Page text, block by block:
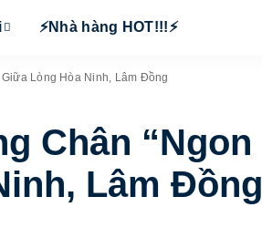
⚡Nhà hàng HOT!!!⚡
Lòng Hòa Ninh, Lâm Đồng
Chân “Ngon
Lâm Đồng